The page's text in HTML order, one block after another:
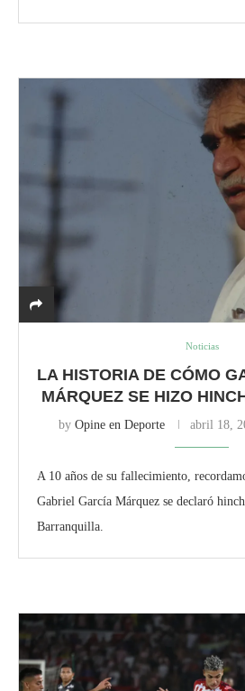
Noticias
LA HISTORIA DE CÓMO
MÁRQUEZ SE HIZO
by Opine en Deporte abril 18,
A 10 años de su fallecimiento,
Gabriel García Márquez se declaró
Barranquilla.